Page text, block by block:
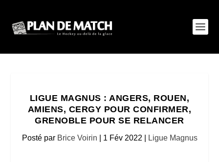
LIGUE MAGNUS : ANGERS, ROUEN,
AMIENS, CERGY POUR CONFIRMER,
GRENOBLE POUR SE RELANCER
Posté par Brice Voirin 1 Fév 2022 Ligue Magnus